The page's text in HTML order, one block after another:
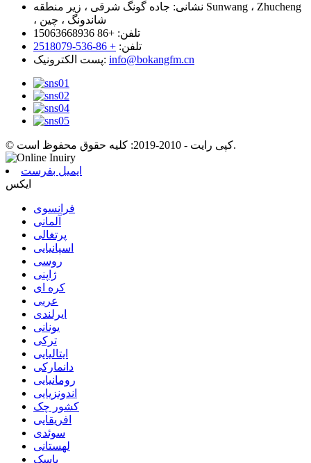
نشانی: جاده گونگ شرقی ، زیر منطقه Sunwang ، Zhucheng
، شاندونگ ، چین
تلفن: +86 15063668936
تلفن: + 86-536-2518079
پست الکترونیک: info@bokangfm.cn
© کپی رایت - 2010-2019: کلیه حقوق محفوظ است.
ایمیل بفرست
ایکس
فرانسوی
آلمانی
پرتغالی
اسپانیایی
روسی
ژاپنی
کره ای
عربی
ایرلندی
یونانی
ترکی
ایتالیایی
دانمارکی
رومانیایی
اندونزیایی
کشور چک
افریقایی
سوئدی
لهستانی
باسک